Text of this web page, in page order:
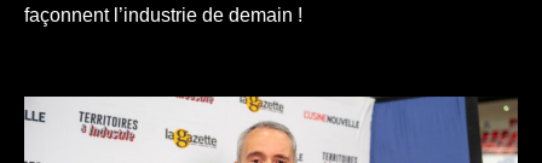
façonnent l’industrie de demain !